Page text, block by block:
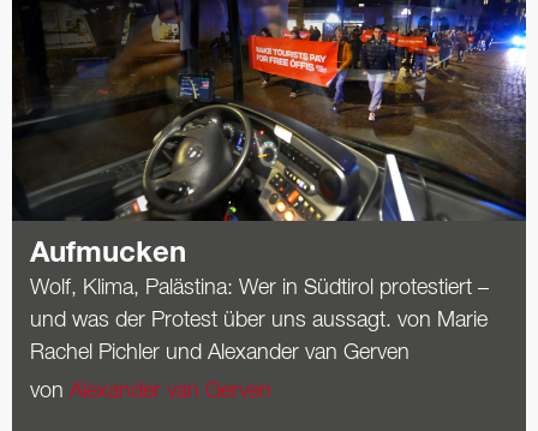
Aufmucken
Wolf, Klima, Palästina: Wer in Südtirol protestiert –
und was der Protest über uns aussagt. von Marie
Rachel Pichler und Alexander van Gerven
von Alexander van Gerven